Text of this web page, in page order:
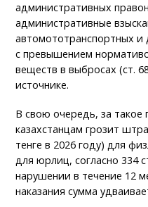
административных
административные
автомототранспортных и
с превышением
веществ в выбросах (ст.
источнике.
В свою очередь, за такое
казахстанцам грозит
тенге в 2026 году) для
для юрлиц, согласно 334
нарушении в течение 12
наказания сумма